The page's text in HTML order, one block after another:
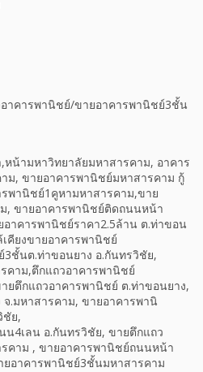
าคารพานิชย์/ขายอาคารพานิชย์3ชั้น
น้ามหาวิทยาลัยมหาสารคาม, อาคาร
ม, ขายอาคารพานิชย์มหาสารคาม กู้
พานิชย์1คูหามหาสารคาม,ขาย
, ขายอาคารพานิชย์ติดถนนหน้า
าคารพานิชย์ราคา2.5ล้าน ต.ท่าขอน
คียงขายอาคารพานิชย์
ชั้นต.ท่าขอนยาง อ.กันทรวิชัย,
คาม,ตึกแถวอาคารพานิชย์
ยตึกแถวอาคารพานิชย์ ต.ท่าขอนยาง,
.มหาสารคาม, ขายอาคารพานิ
ชัย,
4เลน อ.กันทรวิชัย, ขายตึกแถว
คาม , ขายอาคารพานิชย์ถนนหน้า
ยอาคารพานิชย์3ชั้นมหาสารคาม